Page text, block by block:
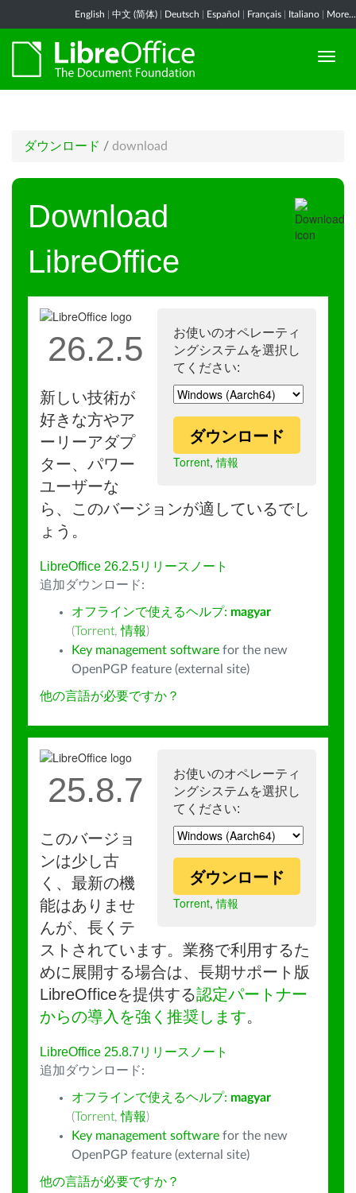
English 中文 (简体) Deutsch Español Français Italiano More...
ダウンロード / download
Download
LibreOffice
お使いのオペレーティ
ングシステムを選択し
てください:
ダウンロード
Torrent,情報
26.2.5
新しい技術が
好きな方やア
ーリーアダプ
ター、パワー
ユーザーな
ら、このバージョンが適しているでし
ょう。
LibreOffice 26.2.5リリースノート
追加ダウンロード:
オフラインで使えるヘルプ: magyar
(Torrent,情報)
Key management software for the new
OpenPGP feature (external site)
他の言語が必要ですか？
お使いのオペレーティ
ングシステムを選択し
てください:
ダウンロード
Torrent,情報
25.8.7
このバージョ
ンは少し古
く、最新の機
能はありませ
んが、長くテ
ストされています。業務で利用するた
めに展開する場合は、長期サポート版
LibreOfficeを提供する認定パートナー
からの導入を強く推奨します。
LibreOffice 25.8.7リリースノート
追加ダウンロード:
オフラインで使えるヘルプ: magyar
(Torrent,情報)
Key management software for the new
OpenPGP feature (external site)
他の言語が必要ですか？